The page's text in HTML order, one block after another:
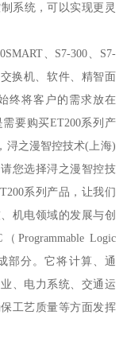
系统，可以实现更灵
、S7-300、S7-
交换机、软件、精智面
终将客户的需求放在
要购买ET200系列产
浔之漫智控技术(上海)
您选择浔之漫智控技
系列产品，让我们
机电领域的发展与创
Logic
部分。它将计算、通
、电力系统、交通运
工艺质量等方面发挥